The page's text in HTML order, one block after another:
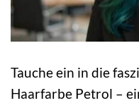
Tauche ein in die
Haarfarbe Petrol –